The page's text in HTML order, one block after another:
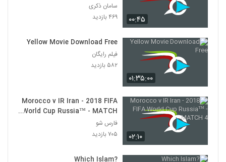
۰۰:۴۵
سامان ذکری
۴۶۹ بازدید
۰۱:۳۵:۰۰
Yellow Movie Download Free
فیلم رایگان
۵۸۲ بازدید
۰۲:۱۰
Morocco v IR Iran - 2018 FIFA
World Cup Russia™ - MATCH
4
فارس شو
۷۰۵ بازدید
?Which Islam